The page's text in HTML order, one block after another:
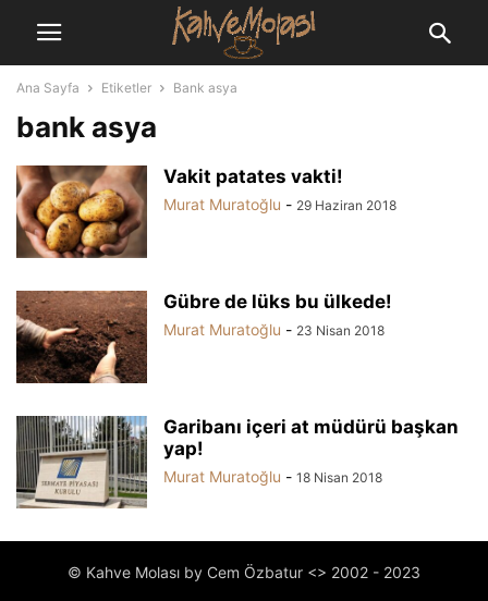
Ana Sayfa Etiketler Bank asya
bank asya
Vakit patates vakti!
Murat Muratoğlu - 29 Haziran 2018
Gübre de lüks bu ülkede!
Murat Muratoğlu - 23 Nisan 2018
Garibanı içeri at müdürü başkan
yap!
Murat Muratoğlu - 18 Nisan 2018
© Kahve Molası by Cem Özbatur <> 2002 - 2023